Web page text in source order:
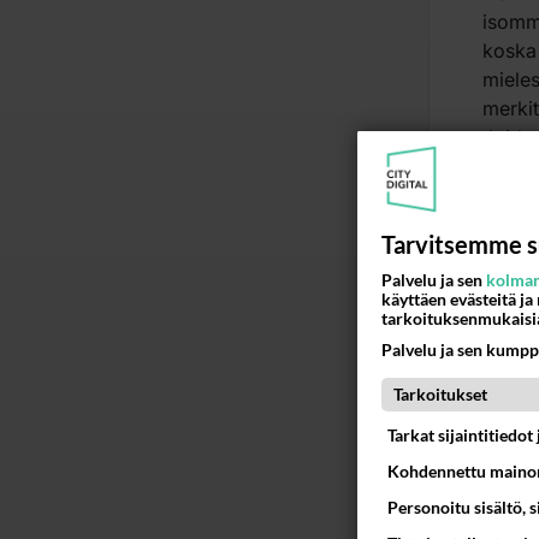
tosi
Tarvitsemme
Palvelu ja sen
käyttäen evästeitä
Palvelu ja sen
Tarkoitukset
Tarkat sijaintitiedot
Kohdennettu
Personoitu sisältö,